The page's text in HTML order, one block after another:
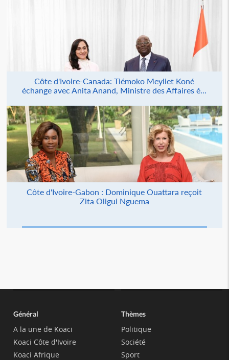
Côte d'Ivoire-Canada: Tiémoko Meyliet Koné
échange avec Anita Anand, Ministre des Affaires é...
Côte d'Ivoire-Gabon : Dominique Ouattara reçoit
Zita Oligui Nguema
Général
A la une de Koaci
Koaci Côte d'Ivoire
Koaci Afrique
Thèmes
Politique
Société
Sport